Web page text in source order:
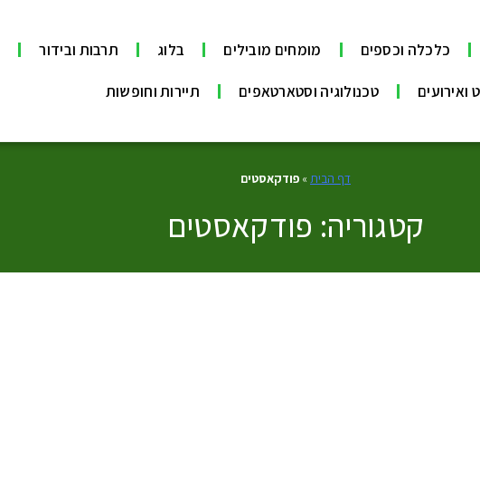
כלכלה וכספים מומחים מובילים בלוג תרבות ובידור
ואירועים טכנולוגיה וסטארטאפים תיירות וחופשות
דף הבית» פודקאסטים
קטגוריה: פודקאסטים